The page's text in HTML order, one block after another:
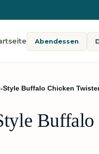
Abendessen
Style Buffalo Chicken